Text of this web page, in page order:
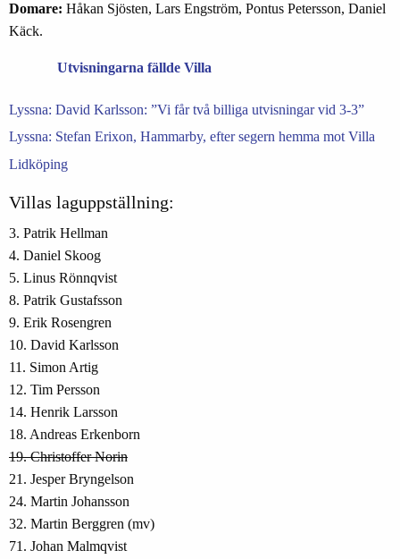
Domare: Håkan Sjösten, Lars Engström, Pontus Petersson, Daniel
Käck.
Utvisningarna fällde Villa
Lyssna: David Karlsson: ”Vi får två billiga utvisningar vid 3-3”
Lyssna: Stefan Erixon, Hammarby, efter segern hemma mot Villa
Lidköping
Villas laguppställning:
3. Patrik Hellman
4. Daniel Skoog
5. Linus Rönnqvist
8. Patrik Gustafsson
9. Erik Rosengren
10. David Karlsson
11. Simon Artig
12. Tim Persson
14. Henrik Larsson
18. Andreas Erkenborn
19. Christoffer Norin
21. Jesper Bryngelson
24. Martin Johansson
32. Martin Berggren (mv)
71. Johan Malmqvist